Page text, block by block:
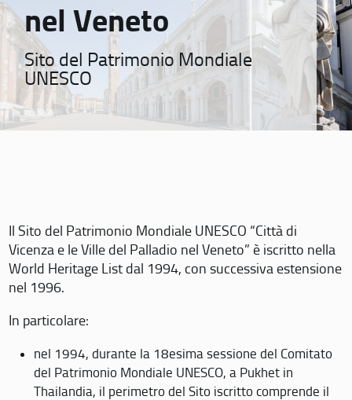
nel Veneto
Sito del Patrimonio Mondiale
UNESCO
Il Sito del Patrimonio Mondiale UNESCO “Città di
Vicenza e le Ville del Palladio nel Veneto” è iscritto nella
World Heritage List dal 1994, con successiva estensione
nel 1996.
In particolare:
nel 1994, durante la 18esima sessione del Comitato
del Patrimonio Mondiale UNESCO, a Pukhet in
Thailandia, il perimetro del Sito iscritto comprende il